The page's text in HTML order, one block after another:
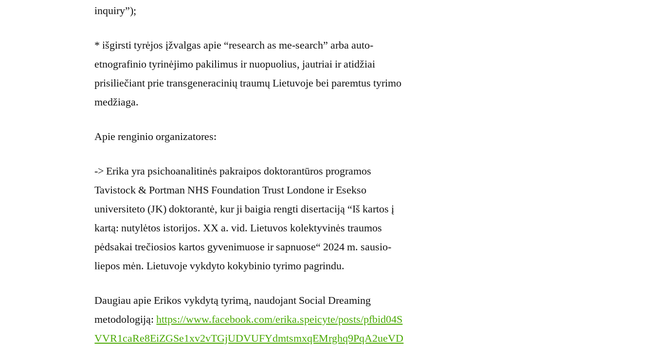
inquiry”);
* išgirsti tyrėjos įžvalgas apie “research as me-search” arba auto-
etnografinio tyrinėjimo pakilimus ir nuopuolius, jautriai ir atidžiai
prisiliečiant prie transgeneracinių traumų Lietuvoje bei paremtus tyrimo
medžiaga.
Apie renginio organizatores:
-> Erika yra psichoanalitinės pakraipos doktorantūros programos
Tavistock & Portman NHS Foundation Trust Londone ir Esekso
universiteto (JK) doktorantė, kur ji baigia rengti disertaciją “Iš kartos į
kartą: nutylėtos istorijos. XX a. vid. Lietuvos kolektyvinės traumos
pėdsakai trečiosios kartos gyvenimuose ir sapnuose“ 2024 m. sausio-
liepos mėn. Lietuvoje vykdyto kokybinio tyrimo pagrindu.
Daugiau apie Erikos vykdytą tyrimą, naudojant Social Dreaming
metodologiją:https://www.facebook.com/erika.speicyte/posts/pfbid04S
VVR1caRe8EiZGSe1xv2vTGjUDVUFYdmtsmxqEMrghq9PqA2ueVD